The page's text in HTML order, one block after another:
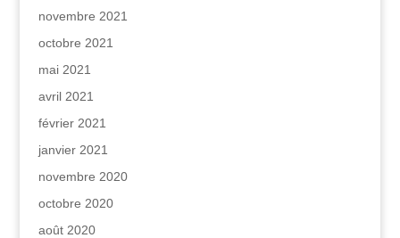
novembre 2021
octobre 2021
mai 2021
avril 2021
février 2021
janvier 2021
novembre 2020
octobre 2020
août 2020